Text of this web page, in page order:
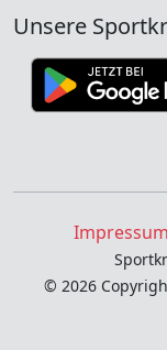
Unsere
Impressum
© 2026